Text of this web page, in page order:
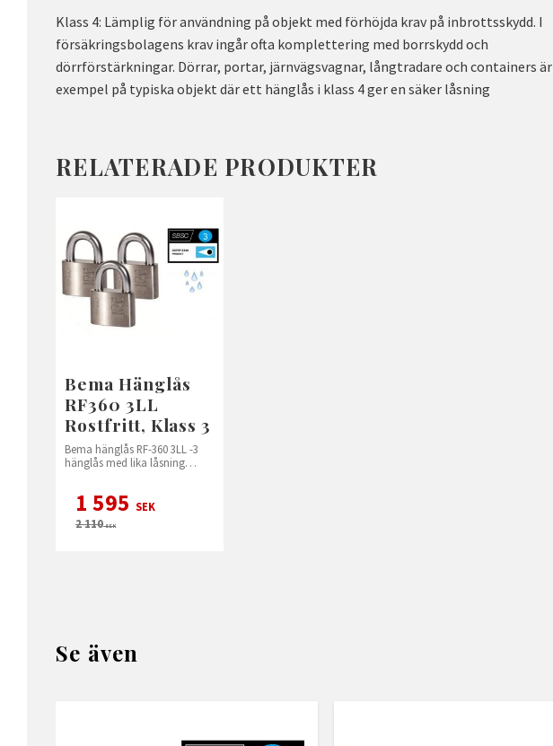
Klass 4: Lämplig för användning på objekt med förhöjda krav på inbrottsskydd. I
försäkringsbolagens krav ingår ofta komplettering med borrskydd och
dörrförstärkningar. Dörrar, portar, järnvägsvagnar, långtradare och containers är
exempel på typiska objekt där ett hänglås i klass 4 ger en säker låsning
RELATERADE PRODUKTER
Bema Hänglås
RF360 3LL
Rostfritt, Klass 3
Bema hänglås RF-360 3LL -3
hänglås med lika låsning
1 595 SEK
2 110SEK
Se även